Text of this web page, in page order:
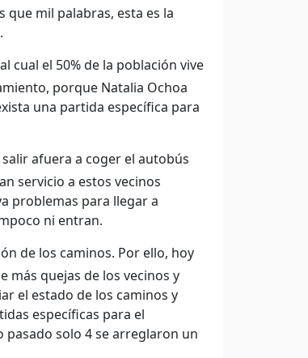
que mil palabras, esta es la
cual el 50% de la población vive
porque Natalia Ochoa
una partida específica para
afuera a coger el autobús
servicio a estos vecinos
problemas para llegar a
ni entran.
de los caminos. Por ello, hoy
más quejas de los vecinos y
el estado de los caminos y
específicas para el
solo 4 se arreglaron un